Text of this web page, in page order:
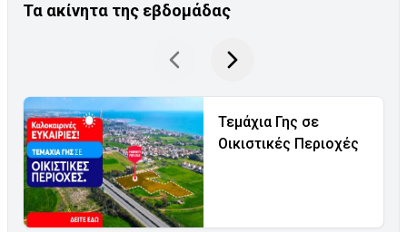
Τα ακίνητα της εβδομάδας
Τεμάχια Γης σε
Οικιστικές Περιοχές